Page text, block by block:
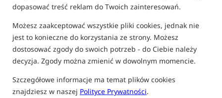
dopasować treść reklam do Twoich zainteresowań.
Możesz zaakceptować wszystkie pliki cookies, jednak nie
jest to konieczne do korzystania ze strony. Możesz
dostosować zgody do swoich potrzeb - do Ciebie należy
decyzja. Zgody można zmienić w dowolnym momencie.
Szczegółowe informacje ma temat plików cookies
znajdziesz w naszej Polityce Prywatności.
Nash Indulgence Moon
Trakker Levelite Colossus